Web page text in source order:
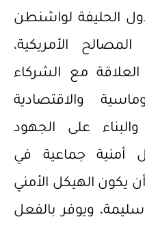
الحليفة لواشنطن
الأمريكية،
مع الشركاء
والاقتصادية
على الجهود
أمنية جماعية في
الهيكل الأمني
ويوفر بالفعل